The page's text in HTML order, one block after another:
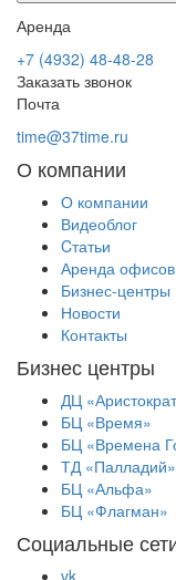
Аренда
+7 (4932) 48-48-28
Заказать звонок
Почта
time@37time.ru
О компании
О компании
Видеоблог
Cтатьи
Аренда офисов
Бизнес-центры
Новости
Контакты
Бизнес центры
ДЦ
БЦ «Время»
БЦ «Времена
ТД «Палладий»
БЦ «Альфа»
БЦ «Флагман»
Социальные
vk